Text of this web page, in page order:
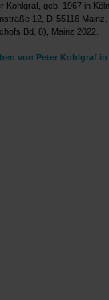
Kohlgraf, geb. 1967 in
12, D-55116
Bd. 8), Mainz 2022.
von Peter Kohlgraf